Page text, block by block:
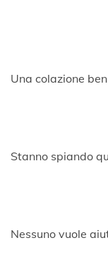
Una colazione
Stanno spiando
Nessuno vuole